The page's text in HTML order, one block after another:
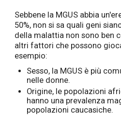
Sebbene la MGUS abbia
50%, non si sa quali geni
della malattia non sono ben
altri fattori che possono
esempio:
Sesso, la MGUS è più
nelle donne.
Origine, le popolazioni
hanno una prevalenza
popolazioni caucasiche.